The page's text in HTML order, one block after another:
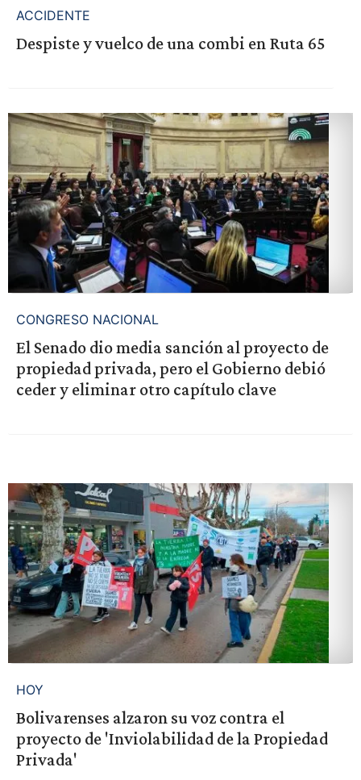
ACCIDENTE
Despiste y vuelco de una combi en Ruta 65
CONGRESO NACIONAL
El Senado dio media sanción al proyecto de
propiedad privada, pero el Gobierno debió
ceder y eliminar otro capítulo clave
HOY
Bolivarenses alzaron su voz contra el
proyecto de 'Inviolabilidad de la Propiedad
Privada'